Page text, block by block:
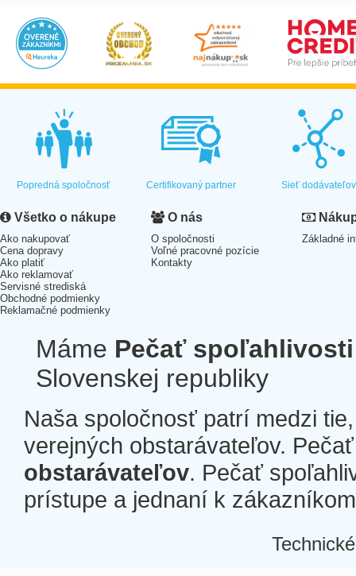
Popredná spoločnosť Certifikovaný partner Sieť dodávateľov
Všetko o nákupe
Ako nakupovať
Cena dopravy
Ako platiť
Ako reklamovať
Servisné strediská
Obchodné podmienky
Reklamačné podmienky
O nás
O spoločnosti
Voľné pracovné pozície
Kontakty
Základné
Máme Pečať spoľahlivosti
Slovenskej republiky
Naša spoločnosť patrí medzi
verejných obstarávateľov.
obstarávateľov. Pečať
prístupe a jednaní k